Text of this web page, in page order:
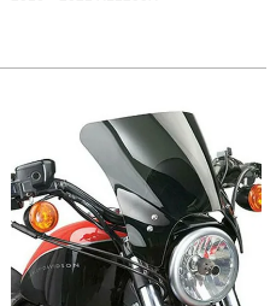
ル）